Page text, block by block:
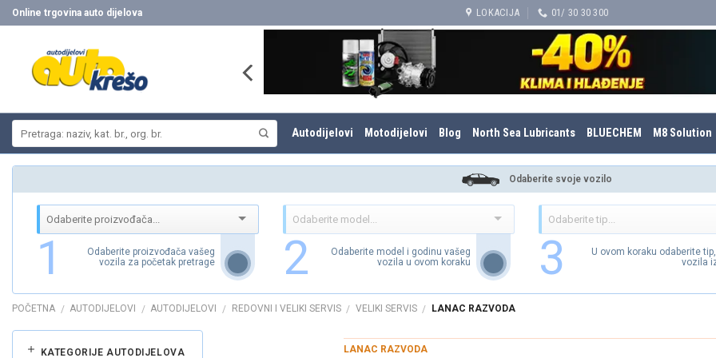
Skip
to
Online trgovina auto dijelova LOKACIJA 01/ 30 30 300
Autodijelovi Motodijelovi Blog North Sea Lubricants BLUECHEM M8 Solution
Odaberite svoje vozilo
1
Odaberite proizvođača vašeg
vozila za početak pretrage
2
Odaberite model i godinu vašeg
vozila u ovom koraku
3
U ovom koraku odaberite
vozila
POČETNA / AUTODIJELOVI / AUTODIJELOVI / REDOVNI I VELIKI SERVIS / VELIKI SERVIS / LANAC RAZVODA
KATEGORIJE AUTODIJELOVA LANAC RAZVODA